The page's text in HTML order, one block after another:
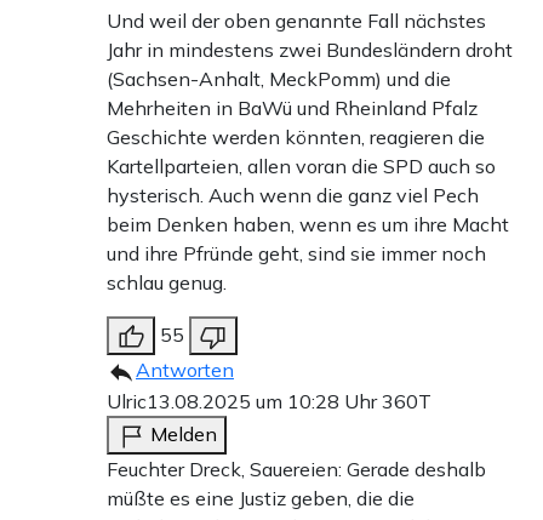
Und weil der oben genannte Fall nächstes
Jahr in mindestens zwei Bundesländern droht
(Sachsen-Anhalt, MeckPomm) und die
Mehrheiten in BaWü und Rheinland Pfalz
Geschichte werden könnten, reagieren die
Kartellparteien, allen voran die SPD auch so
hysterisch. Auch wenn die ganz viel Pech
beim Denken haben, wenn es um ihre Macht
und ihre Pfründe geht, sind sie immer noch
schlau genug.
55
Antworten
Ulric13.08.2025 um 10:28 Uhr360T
Melden
Feuchter Dreck, Sauereien: Gerade deshalb
müßte es eine Justiz geben, die die